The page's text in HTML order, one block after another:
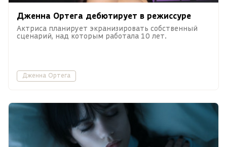
Дженна Ортега дебютирует в режиссуре
Актриса планирует экранизировать собственный
сценарий, над которым работала 10 лет.
Дженна Ортега